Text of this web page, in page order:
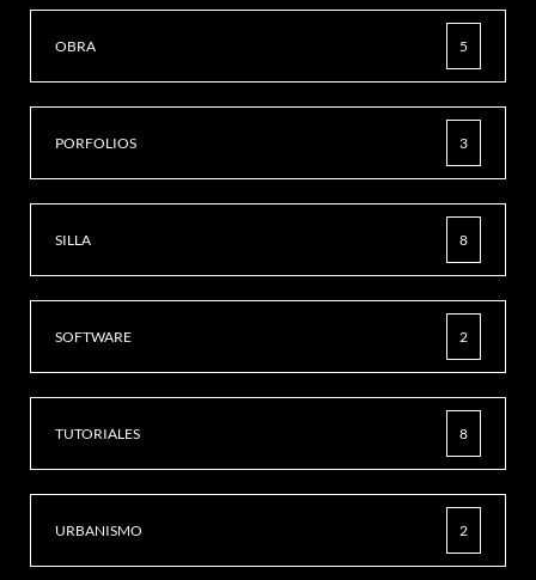
OBRA 5
PORFOLIOS 3
SILLA 8
SOFTWARE 2
TUTORIALES 8
URBANISMO 2